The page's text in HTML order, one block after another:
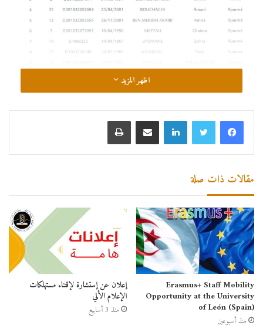
اظهر المزيد
لينكدإن مشاركة عبر البريد طباعة
مقالات ذات صلة
Erasmus+ Staff Mobility
Opportunity at the University
of León (Spain)
منذ أسبوعين
إعلان عن إستشارة لإقتناء مستهلكات
الإعلام الألي
منذ 3 أسابيع